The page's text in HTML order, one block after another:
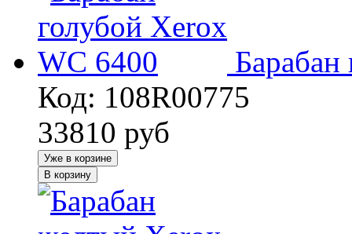
Код: 108R00775
33810 руб
Уже в корзине
В корзину